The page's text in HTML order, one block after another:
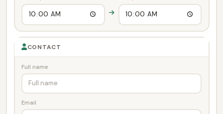
CONTACT
Full name
Email